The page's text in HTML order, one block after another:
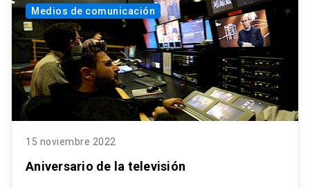
Medios de comunicación
15 noviembre 2022
Aniversario de la televisión